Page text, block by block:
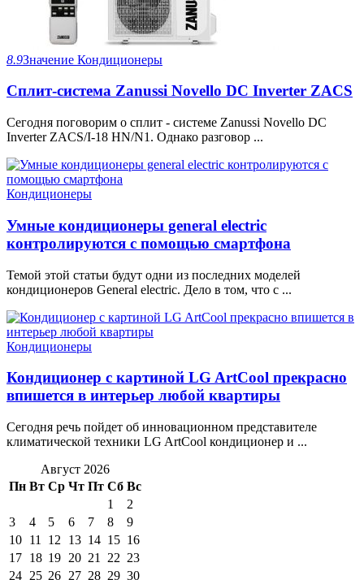
8.9Значение Кондиционеры
Сплит-система Zanussi Novello DC Inverter ZACS
Сегодня поговорим о сплит - системе Zanussi Novello DC
Inverter ZACS/I-18 HN/N1. Однако разговор ...
Кондиционеры
Умные кондиционеры general electric
контролируются с помощью смартфона
Темой этой статьи будут одни из последних моделей
кондиционеров General electric. Дело в том, что с ...
Кондиционеры
Кондиционер с картиной LG ArtCool прекрасно
впишется в интерьер любой квартиры
Сегодня речь пойдет об инновационном представителе
климатической техники LG ArtCool кондиционер и ...
Август 2026
Пн Вт Ср Чт Пт Сб Вс
1
2
3
4 5 6 7 8
9
10 11 12 13 14 15 16
17 18 19 20 21 22 23
24 25 26 27 28 29 30